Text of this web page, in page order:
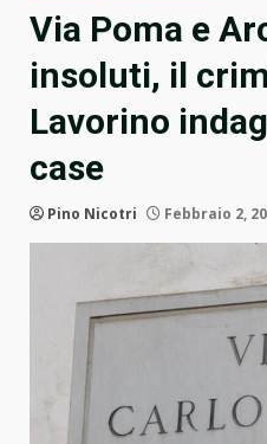
Via Poma e
insoluti, il
Lavorino
case
Pino Nicotri Febbraio 2,